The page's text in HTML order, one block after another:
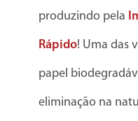
produzindo pela
Rápido! Uma das
papel
eliminação na